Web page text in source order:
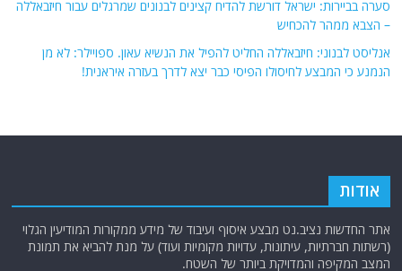
בפומבי שורפים דגלי ישראל – בחשאי קונים את הביטוח הישראלי
– הצבא ממהר להכחיש
אנליסט לבנוני: חיזבאללה החליט להפיל את הנשיא עאון. ספויילר: לא מן
אודות
אתר החדשות נציב.נט מבצע איסוף ועיבוד של מידע ממקורות המודיעין הגלוי